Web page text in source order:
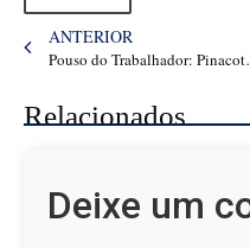
ANTERIOR
Pouso do
Relacionados
Deixe um